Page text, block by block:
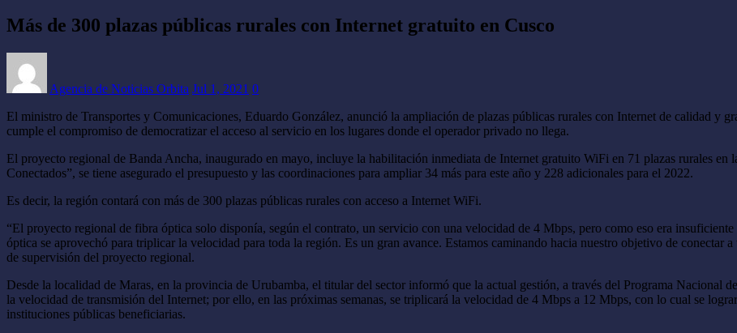
Más de 300 plazas públicas rurales con Internet gratuito en Cusco
Agencia de Noticias Orbita Jul 1, 2021 0
El ministro de Transportes y Comunicaciones, Eduardo González, anunció la ampliación de plazas públicas rurales con Internet de calidad y
cumple el compromiso de democratizar el acceso al servicio en los lugares donde el operador privado no llega.
El proyecto regional de Banda Ancha, inaugurado en mayo, incluye la habilitación inmediata de Internet gratuito WiFi en 71 plazas rurales en
Conectados”, se tiene asegurado el presupuesto y las coordinaciones para ampliar 34 más para este año y 228 adicionales para el 2022.
Es decir, la región contará con más de 300 plazas públicas rurales con acceso a Internet WiFi.
“El proyecto regional de fibra óptica solo disponía, según el contrato, un servicio con una velocidad de 4 Mbps, pero como eso era
óptica se aprovechó para triplicar la velocidad para toda la región. Es un gran avance. Estamos caminando hacia nuestro objetivo de conectar
de supervisión del proyecto regional.
Desde la localidad de Maras, en la provincia de Urubamba, el titular del sector informó que la actual gestión, a través del Programa Nacional
la velocidad de transmisión del Internet; por ello, en las próximas semanas, se triplicará la velocidad de 4 Mbps a 12 Mbps, con lo cual se
instituciones públicas beneficiarias.